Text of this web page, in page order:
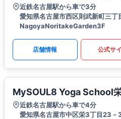
近鉄名古屋駅から車で3分
愛知県名古屋市西区則武新町三丁
NagoyaNoritakeGarden3F
店舗情報 公式サ
MySOUL8 Yoga School
近鉄名古屋駅から車で4分
愛知県名古屋市中区栄3丁目23